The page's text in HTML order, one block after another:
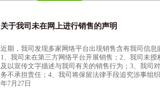
关于我司未在网上进行销售的声明
近期，我司发现多家网络平台出现销售含有我司信
1、我司未在第三方网络平台开展销售；2、我司未
及以宣传文字描述与我司有关的销售行为；3、我司
务不承担责任；4、我司将保留法律手段追究涉事组
年7月27日